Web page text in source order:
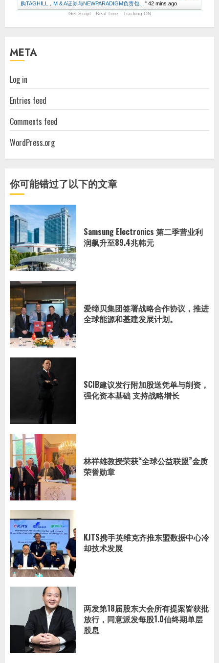
购TAGHILL，M & A证券与NEWPARADIGM负责包… " 42 mins ago
Get Script Real Time Tracking ON
META
Log in
Entries feed
Comments feed
WordPress.org
你可能错过了以下的文章
Samsung Electronics 第二季营业利
润飙升至89.4兆韩元
爱缔贝集团签署战略合作协议，推进
全球能源和基建发展计划。
SCIB建议发行附加股送凭单与削资，
强化资本基础 支持战略增长
林祥雄教授荣获“全球公益联盟”金质
荣誉勋章
KJTS携手英维克齐推东盟数据中心冷
却技术发展
两发第18届股东大会所有提案皆获批
放行，同意派发每股1.0仙终期单层
股息